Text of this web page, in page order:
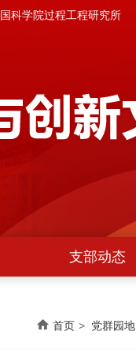
科学院过程工程研究所
支部动态
首页 党群园地